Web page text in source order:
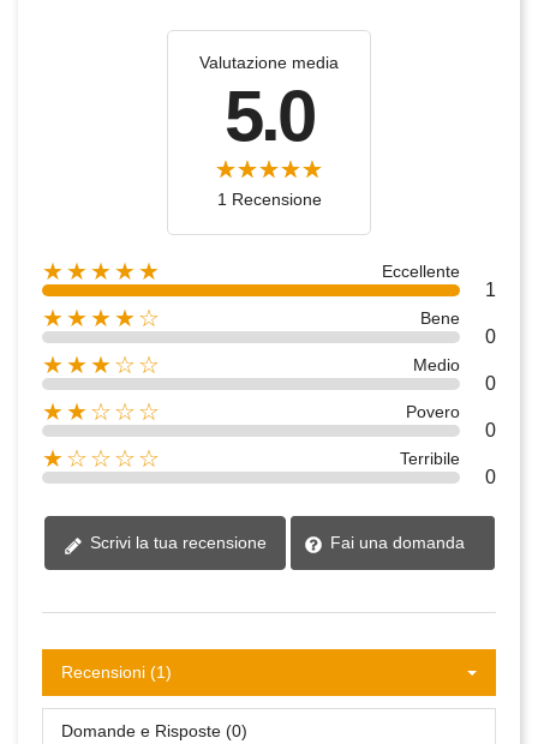
Valutazione media
5.0
1 Recensione
★★★★★ Eccellente
1
★★★★☆ Bene
0
★★★☆☆ Medio
0
★★☆☆☆ Povero
0
★☆☆☆☆ Terribile
0
Scrivi la tua recensione Fai una domanda
Recensioni (1)
Domande e Risposte (0)